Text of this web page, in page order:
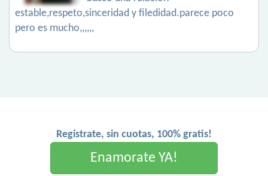
estable,respeto,sinceridad y filedidad.parece poco
pero es mucho,,,,,,
Registrate, sin cuotas, 100% gratis!
Enamorate YA!